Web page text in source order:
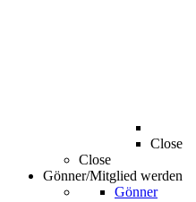
Close
Close
Gönner/Mitglied werden
Gönner